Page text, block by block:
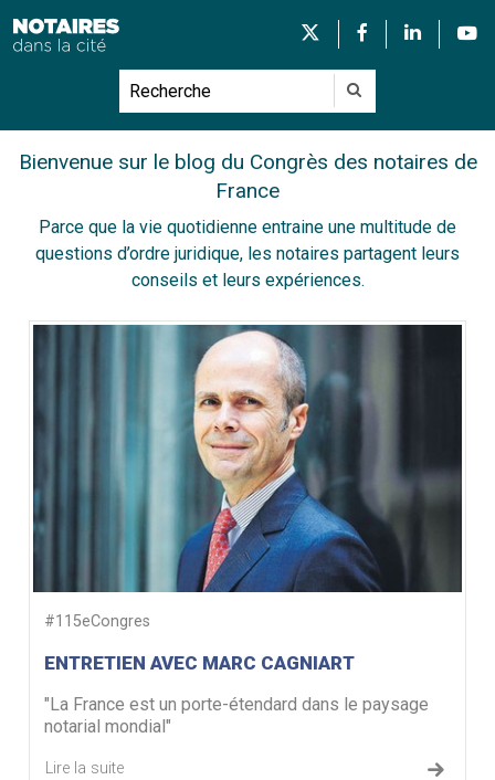
Bienvenue sur le blog du Congrès des notaires de
France
Parce que la vie quotidienne entraine une multitude de
questions d’ordre juridique, les notaires partagent leurs
conseils et leurs expériences.
#115eCongres
ENTRETIEN AVEC MARC CAGNIART
"La France est un porte-étendard dans le paysage
notarial mondial"
Lire la suite